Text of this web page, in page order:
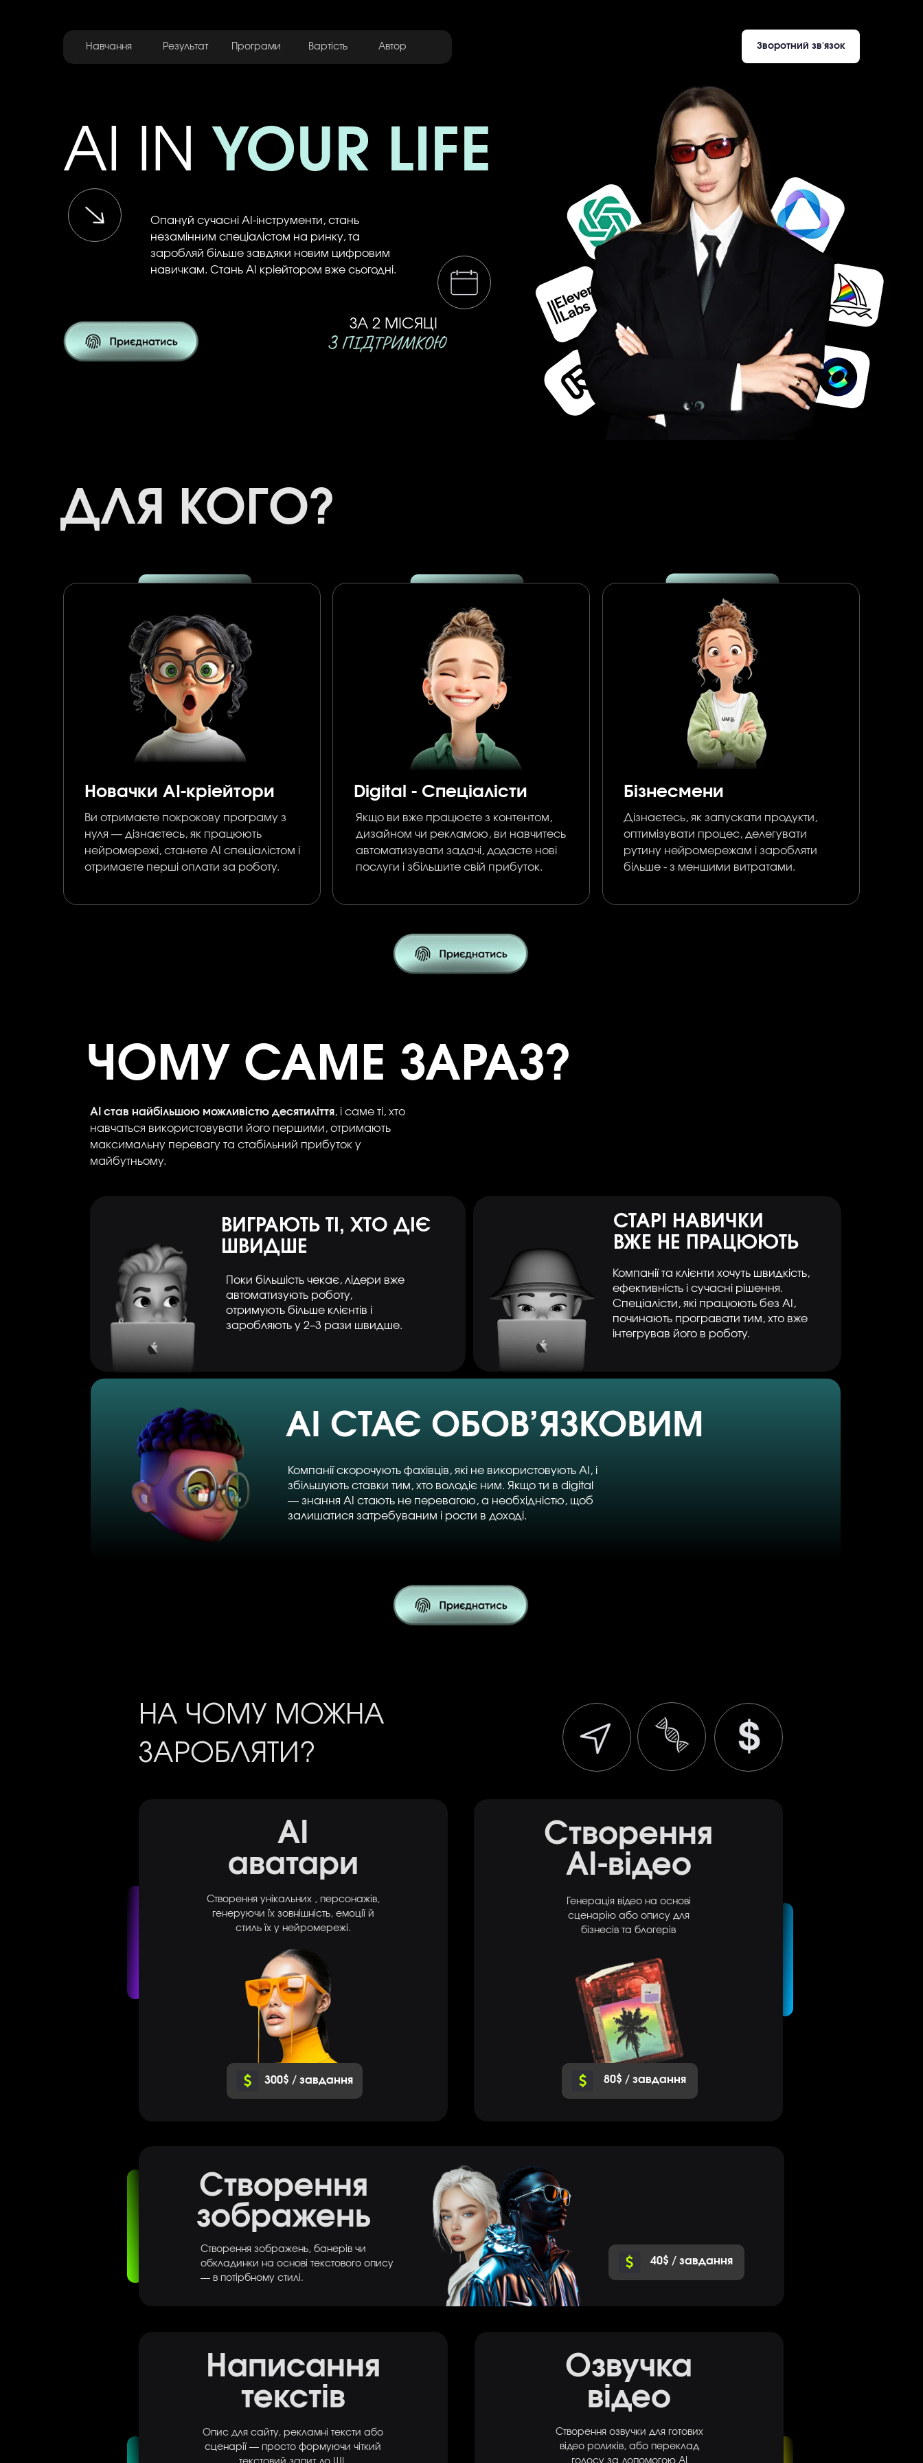
Опануй сучасні AI-інструменти, стань
незамінним спеціалістом на ринку, та
заробляй більше завдяки новим цифровим
навичкам. Стань АІ кріейтором вже сьогодні.
AI IN YOUR LIFE
Зворотний зв'язок
ЗА 2 МІСЯЦІ
Навчання Результат Програми Вартість Автор
Digital - Спеціалісти
Якщо ви вже працюєте з контентом,
дизайном чи рекламою, ви навчитесь
автоматизувати задачі, додасте нові
послуги і збільшите свій прибуток.
Новачки АІ-кріейтори
Ви отримаєте покрокову програму з
нуля — дізнаєтесь, як працюють
нейромережі, станете АІ спеціалістом і
отримаєте перші оплати за роботу.
Бізнесмени
Дізнаєтесь, як запускати продукти,
оптимізувати процес, делегувати
рутину нейромережам і заробляти
більше - з меншими витратами.
ДЛЯ КОГО?
ЧОМУ САМЕ ЗАРАЗ?
AI став найбільшою можливістю десятиліття, і саме ті, хто
навчаться використовувати його першими, отримають
максимальну перевагу та стабільний прибуток у
майбутньому.
СТАРІ НАВИЧКИ
ВЖЕ НЕ ПРАЦЮЮТЬ
AI СТАЄ ОБОВ’ЯЗКОВИМ
Компанії та клієнти хочуть швидкість,
ефективність і сучасні рішення.
Спеціалісти, які працюють без AI,
починають програвати тим, хто вже
інтегрував його в роботу.
Компанії скорочують фахівців, які не використовують AI, і
збільшують ставки тим, хто володіє ним. Якщо ти в digital
— знання AI стають не перевагою, а необхідністю, щоб
залишатися затребуваним і рости в доході.
ВИГРАЮТЬ ТІ, ХТО ДІЄ
ШВИДШЕ
Поки більшість чекає, лідери вже
автоматизують роботу,
отримують більше клієнтів і
заробляють у 2–3 рази швидше.
НА ЧОМУ МОЖНА
ЗАРОБЛЯТИ?
Озвучка
відео
Створення озвучки для готових
відео роликів, або переклад
голосу за допомогою АІ
40$ / завдання
Створення зображень, банерів чи
обкладинки на основі текстового опису
— в потірбному стилі.
Створення
зображень
Генерація відео на основі
сценарію або опису для
бізнесів та блогерів
Створення
АІ-відео
80$ / завдання
300$ / завдання
АІ
аватари
Створення унікальних , персонажів,
генеруючи їх зовнішність, емоції й
стиль їх у нейромережі.
Опис для сайту, рекламні тексти або
сценарії — просто формуючи чіткий
Написання
текстів